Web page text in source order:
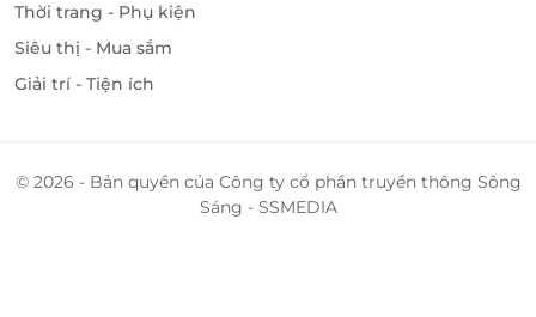
Thời trang - Phụ kiện
Siêu thị - Mua sắm
Giải trí - Tiện ích
© 2026 - Bản quyền của Công ty cổ phần truyền thông Sông
Sáng - SSMEDIA